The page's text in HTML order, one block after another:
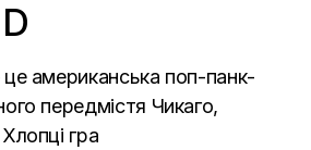
американська поп-панк-
передмістя Чикаго,
гра